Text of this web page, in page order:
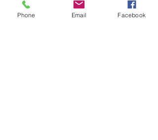
Phone Email Facebook